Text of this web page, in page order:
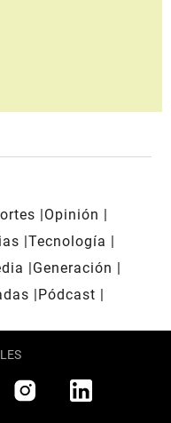
Opinión
Tecnología
Generación
Pódcast